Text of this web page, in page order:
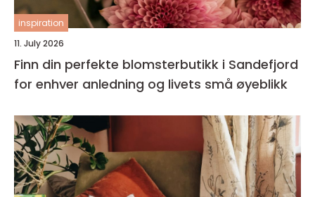
inspiration
11. July 2026
Finn din perfekte blomsterbutikk i Sandefjord
for enhver anledning og livets små øyeblikk